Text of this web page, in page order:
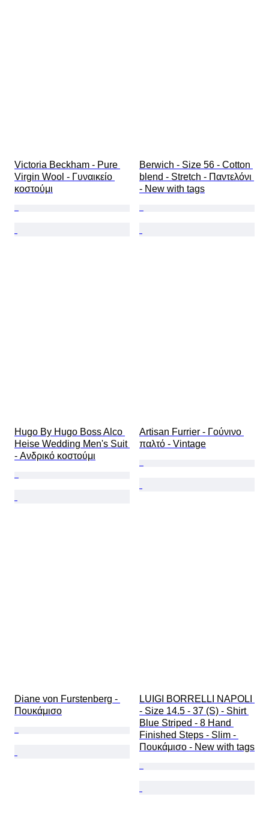
Victoria Beckham - Pure
Virgin Wool - Γυναικείο
κοστούμι
Berwich - Size 56 - Cotton
blend - Stretch - Παντελόνι
- New with tags
Hugo By Hugo Boss Alco
Heise Wedding Men's Suit
- Ανδρικό κοστούμι
Artisan Furrier - Γούνινο
παλτό - Vintage
Diane von Furstenberg -
Πουκάμισο
LUIGI BORRELLI NAPOLI
- Size 14.5 - 37 (S) - Shirt
Blue Striped - 8 Hand
Finished Steps - Slim -
Πουκάμισο - New with tags